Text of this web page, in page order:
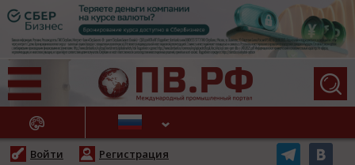
НОВОСТИ
Войти Регистрация